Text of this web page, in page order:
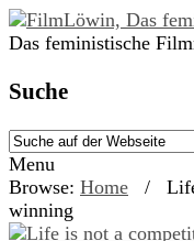
Das feministische
Suche
Menu
Browse: Home /
winning